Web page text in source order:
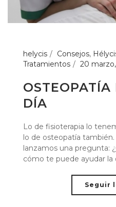
helycis Consejos,
Tratamientos
20
DÍA
Lo de fisioterapia lo
lo de osteopatía también.
lanzamos una pregunta:
cómo te puede ayudar la
Seguir